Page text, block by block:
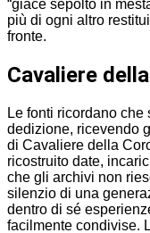
“giace sepolto in
più di ogni altro
fronte.
Cavaliere
Le fonti ricordano
dedizione, ricevendo
di Cavaliere della
ricostruito date,
che gli archivi non
silenzio di una
dentro di sé
facilmente condivise.